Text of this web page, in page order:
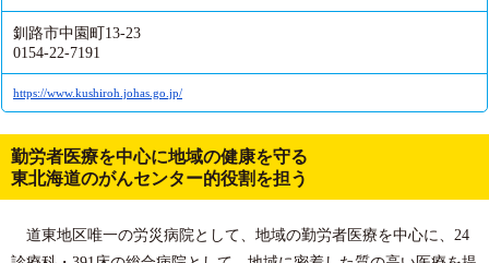
釧路市中園町13-23
0154-22-7191
https://www.kushiroh.johas.go.jp/
勤労者医療を中心に地域の健康を守る
東北海道のがんセンター的役割を担う
道東地区唯一の労災病院として、地域の勤労者医療を中心に、24